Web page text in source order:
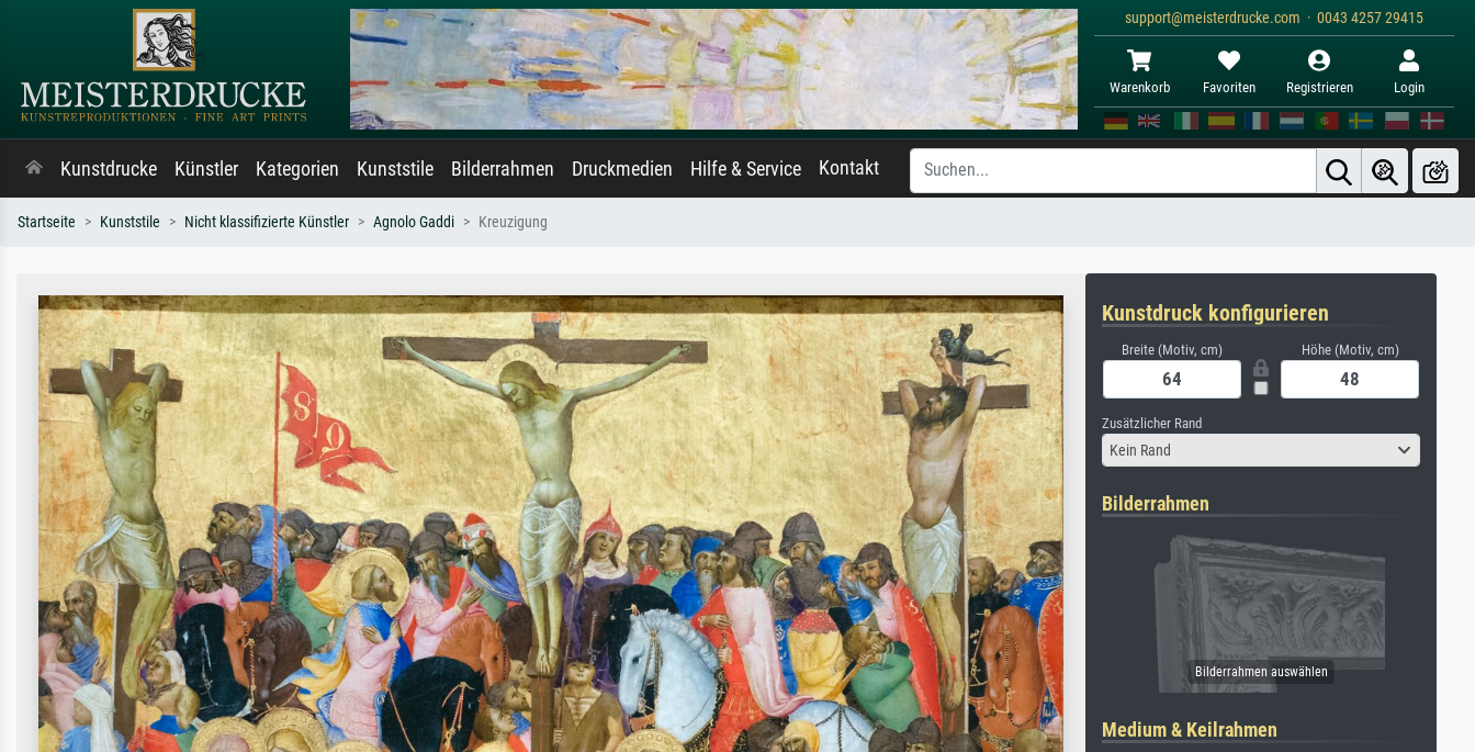
support@meisterdrucke.com · 0043 4257 29415
Warenkorb Favoriten Registrieren Login
Kunstdrucke Künstler Kategorien Kunststile Bilderrahmen Druckmedien Hilfe & Service Kontakt
Startseite Kunststile Nicht klassifizierte Künstler Agnolo Gaddi Kreuzigung
Kunstdruck konfigurieren
Breite (Motiv, cm) Höhe (Motiv, cm)
Zusätzlicher Rand
Kein Rand
Bilderrahmen
Medium & Keilrahmen